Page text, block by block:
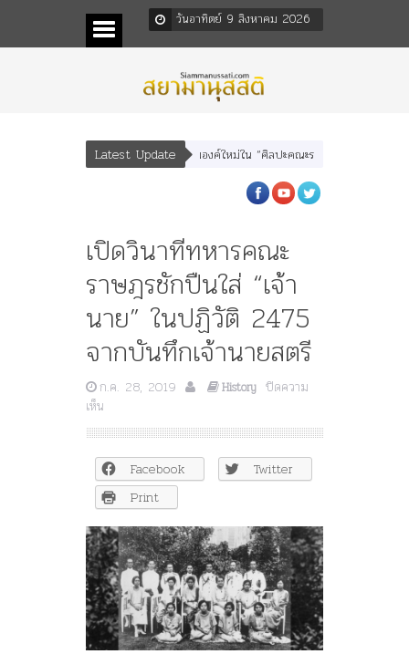
วันอาทิตย์ 9 สิงหาคม 2026
Latest Update
ร” และ “เทพีรัฐธรรมนูญ” เทพองค์ใหม่ใน “ศิลปะคณะราษฎร”
เปิดวินาทีทหารคณะ
ราษฎรชักปืนใส่ “เจ้า
นาย” ในปฏิวัติ 2475
จากบันทึกเจ้านายสตรี
ก.ค. 28, 2019 History ปิดความ
เห็น
เปิด
วินาที
ทหาร
คณะ
ราษฎร
ชัก
ปืน
ใส่
“เจ้า
นาย”
ใน
ปฏิวัติ
2475
Facebook
Twitter
Print